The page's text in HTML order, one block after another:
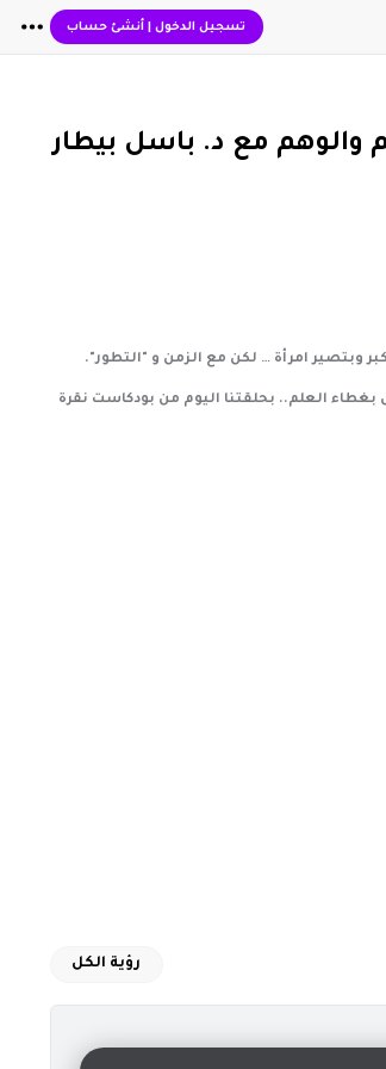
تسجيل الدخول| أنشئ حساب
وبتصير امرأة … لكن مع الزمن و "التطور".
بغطاء العلم.. بحلقتنا اليوم من بودكاست نقرة
رؤية الكل